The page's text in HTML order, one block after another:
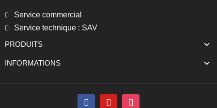
Service commercial
Service technique : SAV
PRODUITS
INFORMATIONS